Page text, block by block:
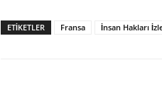
ETIKETLER Fransa İnsan Hakları